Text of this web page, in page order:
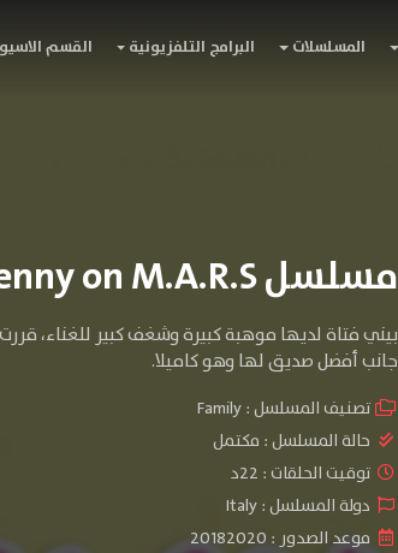
المسلسلات البرامج التلفزيونية القسم
مسلسل Penny on M.A.R.S. الموسم الأول
بيني فتاة لديها موهبة كبيرة وشغف كبير للغناء،
جانب أفضل صديق لها وهو كاميلا.
تصنيف المسلسل :Family
حالة المسلسل : مكتمل
توقيت الحلقات : 22د
دولة المسلسل : Italy
موعد الصدور : 20182020